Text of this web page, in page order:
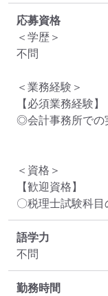
応募資格
＜学歴＞
不問
＜業務経験＞
【必須業務経験】
◎会計事務所での
＜資格＞
【歓迎資格】
〇税理士試験科目
語学力
不問
勤務時間